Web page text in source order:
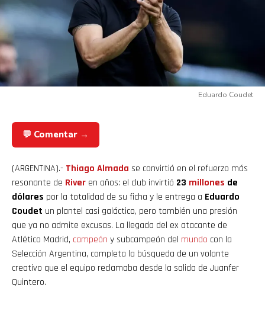
Eduardo Coudet
💬 Comentar →
(ARGENTINA).- Thiago Almada se convirtió en el refuerzo más
resonante de River en años: el club invirtió 23 millones de
dólares por la totalidad de su ficha y le entrega a Eduardo
Coudet un plantel casi galáctico, pero también una presión
que ya no admite excusas. La llegada del ex atacante de
Atlético Madrid, campeón y subcampeón del mundo con la
Selección Argentina, completa la búsqueda de un volante
creativo que el equipo reclamaba desde la salida de Juanfer
Quintero.